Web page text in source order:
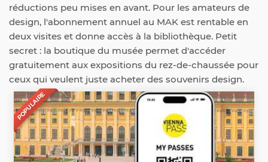
réductions peu mises en avant. Pour les amateurs de
design, l'abonnement annuel au MAK est rentable en
deux visites et donne accès à la bibliothèque. Petit
secret : la boutique du musée permet d'accéder
gratuitement aux expositions du rez-de-chaussée pour
ceux qui veulent juste acheter des souvenirs design.
POPULAIRE